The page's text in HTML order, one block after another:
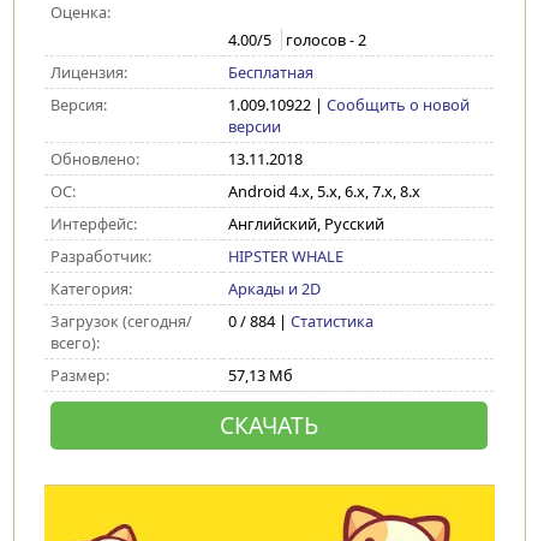
Оценка:
4.00/5 голосов -2
Лицензия:
Бесплатная
Версия:
1.009.10922| Сообщить о новой
версии
Обновлено:
13.11.2018
ОС:
Android 4.x, 5.x, 6.x, 7.x, 8.x
Интерфейс:
Английский, Русский
Разработчик:
HIPSTER WHALE
Категория:
Аркады и 2D
Загрузок (сегодня/
всего):
0 / 884 | Статистика
Размер: 57,13 Мб
СКАЧАТЬ